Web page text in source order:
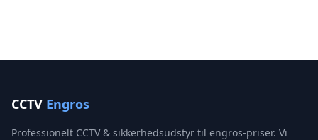
CCTV Engros
Professionelt CCTV & sikkerhedsudstyr til engros-priser. Vi